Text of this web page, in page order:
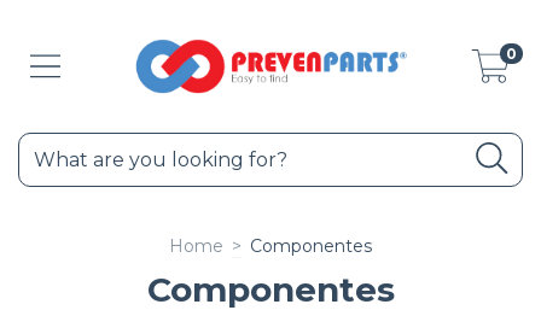
0
Home > Componentes
Componentes